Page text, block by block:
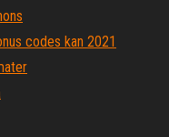
codes kan 2021